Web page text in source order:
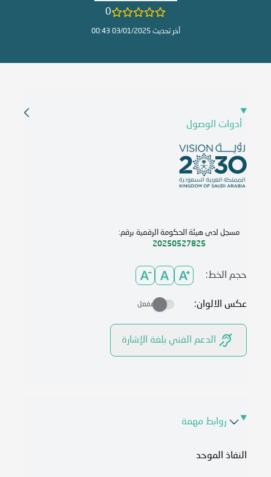
0
آخر تحديث 03/01/2025 00:43
أدوات الوصول
مسجل لدى هيئة الحكومة الرقمية برقم:
20250527825
حجم الخط:
عكس الالوان: مفعل
الدعم الفني بلغة الإشارة
روابط مهمة
النفاذ الموحد